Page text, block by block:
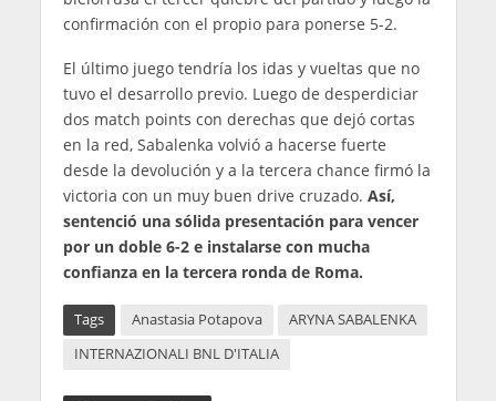
confirmación con el propio para ponerse 5-2.
El último juego tendría los idas y vueltas que no
tuvo el desarrollo previo. Luego de desperdiciar
dos match points con derechas que dejó cortas
en la red, Sabalenka volvió a hacerse fuerte
desde la devolución y a la tercera chance firmó la
victoria con un muy buen drive cruzado. Así,
sentenció una sólida presentación para vencer
por un doble 6-2 e instalarse con mucha
confianza en la tercera ronda de Roma.
Tags Anastasia Potapova
ARYNA SABALENKA
INTERNAZIONALI BNL D'ITALIA